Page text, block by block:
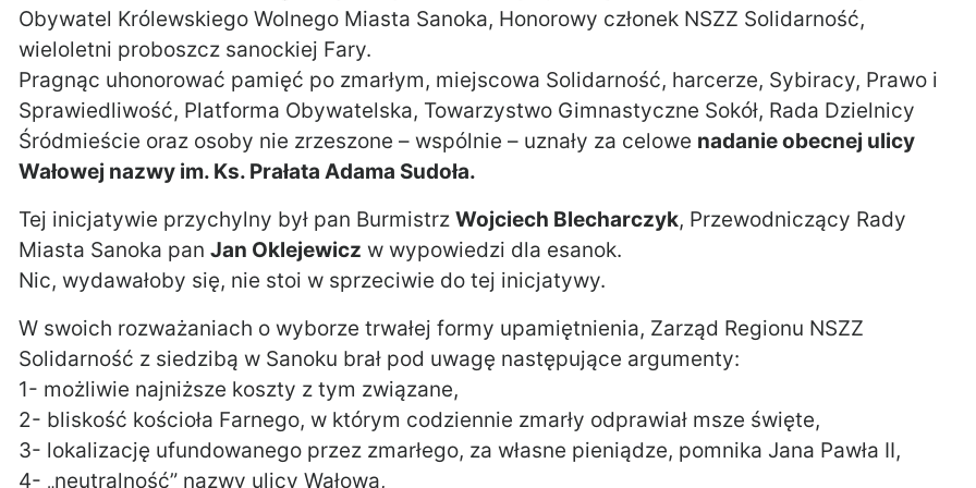
Obywatel Królewskiego Wolnego Miasta Sanoka, Honorowy członek NSZZ Solidarność,
wieloletni proboszcz sanockiej Fary.
Pragnąc uhonorować pamięć po zmarłym, miejscowa Solidarność, harcerze, Sybiracy, Prawo i
Sprawiedliwość, Platforma Obywatelska, Towarzystwo Gimnastyczne Sokół, Rada Dzielnicy
Śródmieście oraz osoby nie zrzeszone – wspólnie – uznały za celowe nadanie obecnej ulicy
Wałowej nazwy im. Ks. Prałata Adama Sudoła.
Tej inicjatywie przychylny był pan Burmistrz Wojciech Blecharczyk, Przewodniczący Rady
Miasta Sanoka pan Jan Oklejewicz w wypowiedzi dla esanok.
Nic, wydawałoby się, nie stoi w sprzeciwie do tej inicjatywy.
W swoich rozważaniach o wyborze trwałej formy upamiętnienia, Zarząd Regionu NSZZ
Solidarność z siedzibą w Sanoku brał pod uwagę następujące argumenty:
1- możliwie najniższe koszty z tym związane,
2- bliskość kościoła Farnego, w którym codziennie zmarły odprawiał msze święte,
3- lokalizację ufundowanego przez zmarłego, za własne pieniądze, pomnika Jana Pawła II,
4- „neutralność” nazwy ulicy Wałowa,